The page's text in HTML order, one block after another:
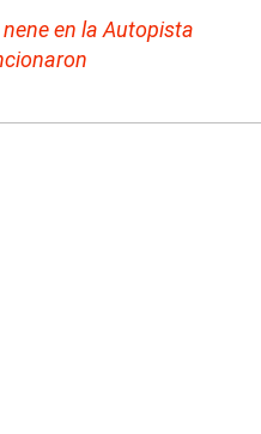
en la Autopista